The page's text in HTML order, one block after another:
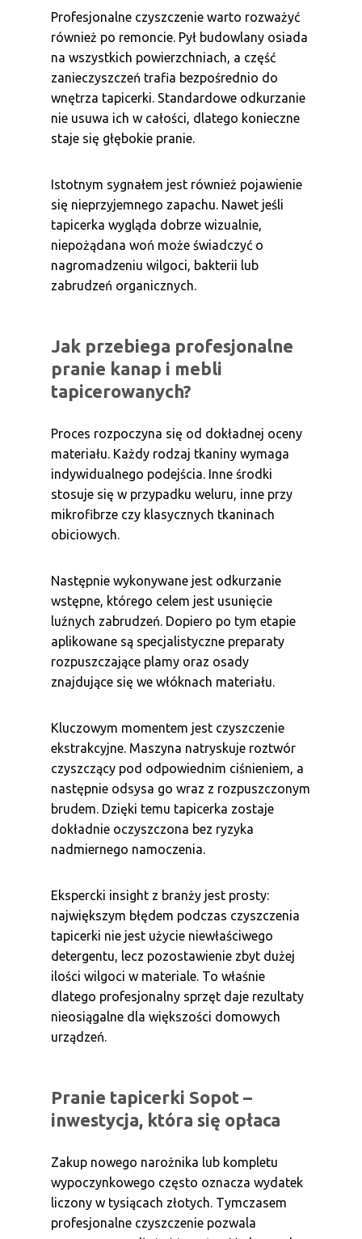
Profesjonalne czyszczenie warto rozważyć
również po remoncie. Pył budowlany osiada
na wszystkich powierzchniach, a część
zanieczyszczeń trafia bezpośrednio do
wnętrza tapicerki. Standardowe odkurzanie
nie usuwa ich w całości, dlatego konieczne
staje się głębokie pranie.
Istotnym sygnałem jest również pojawienie
się nieprzyjemnego zapachu. Nawet jeśli
tapicerka wygląda dobrze wizualnie,
niepożądana woń może świadczyć o
nagromadzeniu wilgoci, bakterii lub
zabrudzeń organicznych.
Jak przebiega profesjonalne
pranie kanap i mebli
tapicerowanych?
Proces rozpoczyna się od dokładnej oceny
materiału. Każdy rodzaj tkaniny wymaga
indywidualnego podejścia. Inne środki
stosuje się w przypadku weluru, inne przy
mikrofibrze czy klasycznych tkaninach
obiciowych.
Następnie wykonywane jest odkurzanie
wstępne, którego celem jest usunięcie
luźnych zabrudzeń. Dopiero po tym etapie
aplikowane są specjalistyczne preparaty
rozpuszczające plamy oraz osady
znajdujące się we włóknach materiału.
Kluczowym momentem jest czyszczenie
ekstrakcyjne. Maszyna natryskuje roztwór
czyszczący pod odpowiednim ciśnieniem, a
następnie odsysa go wraz z rozpuszczonym
brudem. Dzięki temu tapicerka zostaje
dokładnie oczyszczona bez ryzyka
nadmiernego namoczenia.
Ekspercki insight z branży jest prosty:
największym błędem podczas czyszczenia
tapicerki nie jest użycie niewłaściwego
detergentu, lecz pozostawienie zbyt dużej
ilości wilgoci w materiale. To właśnie
dlatego profesjonalny sprzęt daje rezultaty
nieosiągalne dla większości domowych
urządzeń.
Pranie tapicerki Sopot –
inwestycja, która się opłaca
Zakup nowego narożnika lub kompletu
wypoczynkowego często oznacza wydatek
liczony w tysiącach złotych. Tymczasem
profesjonalne czyszczenie pozwala